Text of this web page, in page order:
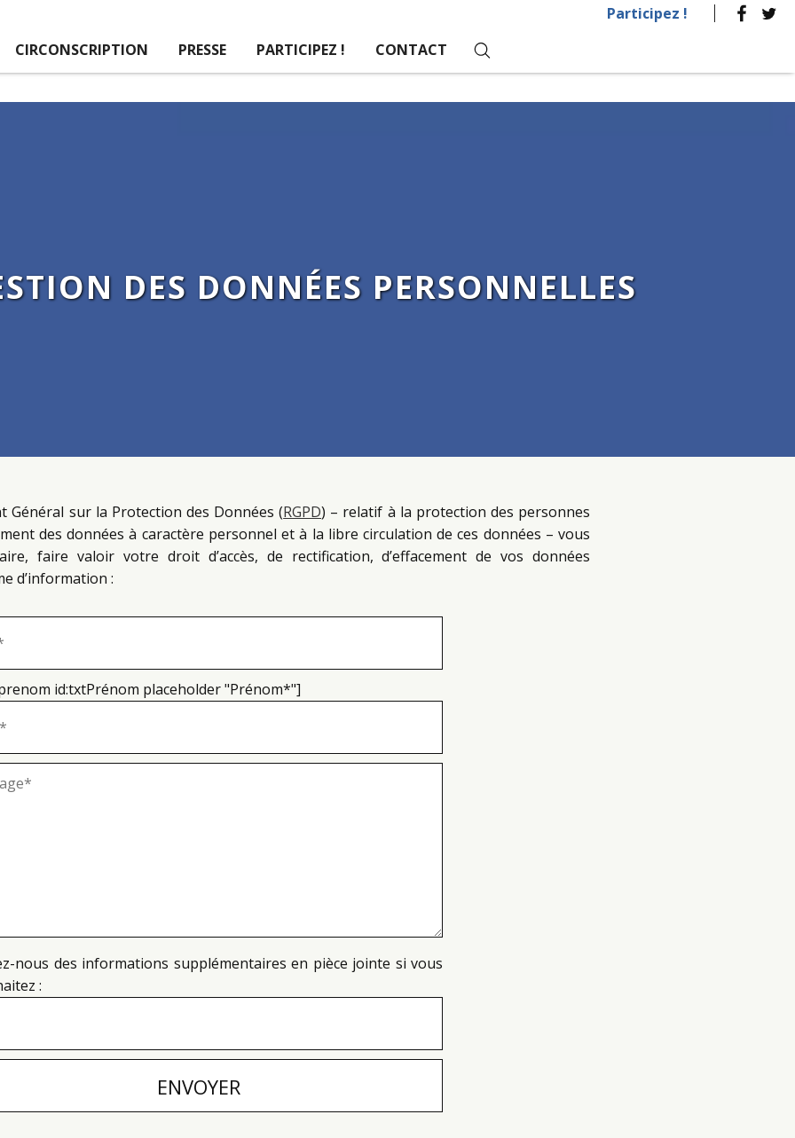
Participez !
CIRCONSCRIPTION PRESSE PARTICIPEZ ! CONTACT
DES DONNÉES PERSONNELLES
Général sur la Protection des Données (RGPD) – relatif à la protection des personnes
des données à caractère personnel et à la libre circulation de ces données – vous
faire valoir votre droit d’accès, de rectification, d’effacement de vos données
d’information :
id:txtPrénom placeholder "Prénom*"]
nous des informations supplémentaires en pièce jointe si vous
: